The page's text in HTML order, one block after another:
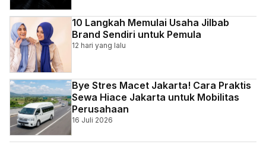
10 Langkah Memulai Usaha Jilbab
Brand Sendiri untuk Pemula
12 hari yang lalu
Bye Stres Macet Jakarta! Cara Praktis
Sewa Hiace Jakarta untuk Mobilitas
Perusahaan
16 Juli 2026